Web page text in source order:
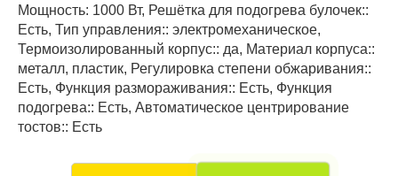
Мощность: 1000 Вт, Решётка для подогрева булочек::
Есть, Тип управления:: электромеханическое,
Термоизолированный корпус:: да, Материал корпуса::
металл, пластик, Регулировка степени обжаривания::
Есть, Функция размораживания:: Есть, Функция
подогрева:: Есть, Автоматическое центрирование
тостов:: Есть